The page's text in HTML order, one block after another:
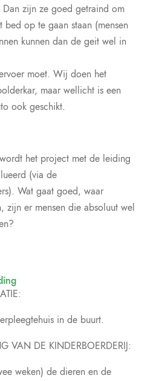
zijn ze goed getraind om
bed op te gaan staan (mensen
kunnen dan de geit wel in
moet. Wij doen het
maar wellicht is een
ook geschikt.
het project met de leiding
(via de
Wat gaat goed, waar
zijn er mensen die absoluut wel
in de buurt.
VAN DE KINDERBOERDERIJ:
weken) de dieren en de